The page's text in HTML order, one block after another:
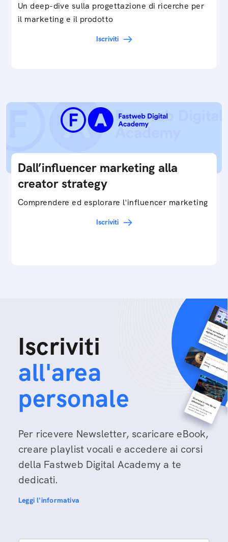
Un deep-dive sulla progettazione di ricerche per
il marketing e il prodotto
Iscriviti
Dall’influencer marketing alla
creator strategy
Comprendere ed esplorare l'influencer marketing
Iscriviti
Iscriviti
all'area
personale
Per ricevere Newsletter, scaricare eBook,
creare playlist vocali e accedere ai corsi
della Fastweb Digital Academy a te
dedicati.
Leggi l'informativa